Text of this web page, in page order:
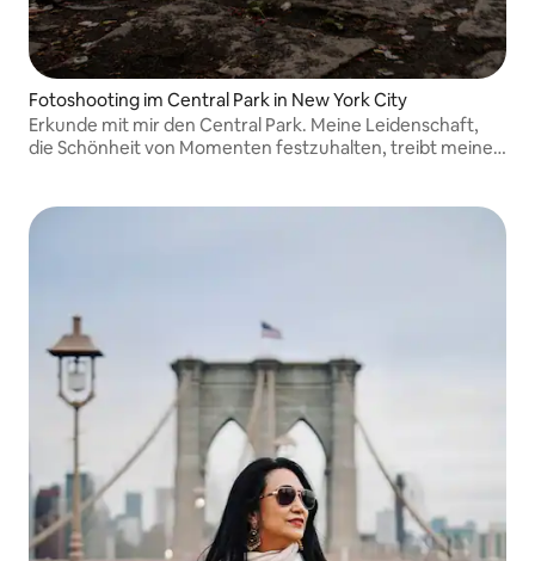
Fotoshooting im Central Park in New York City
Erkunde mit mir den Central Park. Meine Leidenschaft,
die Schönheit von Momenten festzuhalten, treibt meine
frame_by_J